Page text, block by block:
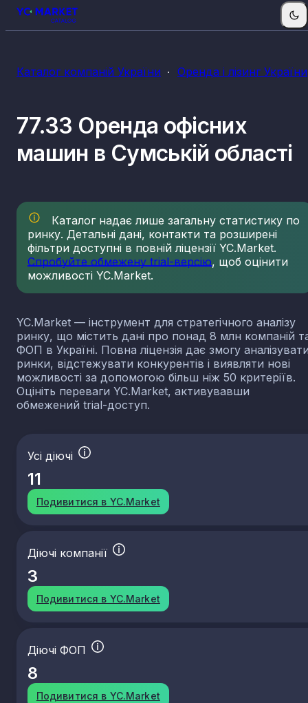
Каталог компаній України Оренда і лізинг України
77.33 Оренда офісних
машин в Сумській області
Каталог надає лише загальну статистику по
ринку. Детальні дані, контакти та розширені
фільтри доступні в повній ліцензії YC.Market.
Спробуйте обмежену trial-версію, щоб оцінити
можливості YC.Market.
YC.Market — інструмент для стратегічного аналізу
ринку, що містить дані про понад 8 млн компаній
ФОП в Україні. Повна ліцензія дає змогу
ринки, відстежувати конкурентів і виявляти нові
можливості за допомогою більш ніж 50 критеріїв.
Оцініть переваги YC.Market, активувавши
обмежений trial-доступ.
Усі діючі
11
Подивитися в YC.Market
Діючі компанії
3
Подивитися в YC.Market
Діючі ФОП
8
Подивитися в YC.Market